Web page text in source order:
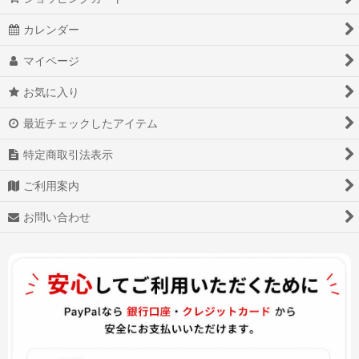
カレンダー
マイページ
お気に入り
最近チェックしたアイテム
特定商取引法表示
ご利用案内
お問い合わせ